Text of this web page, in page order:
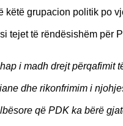
këtë grupacion politik po
tejet të rëndësishëm për
i madh drejt përqafimit
dhe rikonfrimim i
që PDK ka bërë